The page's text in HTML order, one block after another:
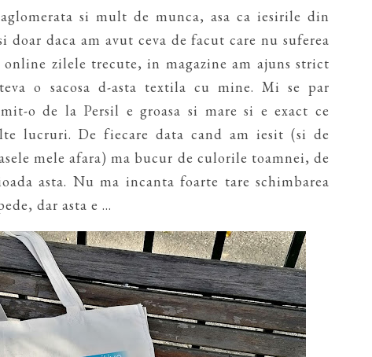
si mult de munca, asa ca iesirile din
daca am avut ceva de facut care nu suferea
online zilele trecute, in magazine am ajuns strict
o sacosa d-asta textila cu mine. Mi se par
o de la Persil e groasa si mare si e exact ce
lucruri. De fiecare data cand am iesit (si de
mele afara) ma bucur de culorile toamnei, de
asta. Nu ma incanta foarte tare schimbarea
dar asta e ...